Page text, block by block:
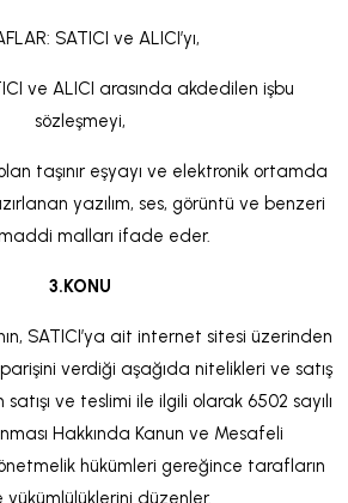
SATICI ve ALICI’yı,
ve ALICI arasında akdedilen işbu
sözleşmeyi,
taşınır eşyayı ve elektronik ortamda
yazılım, ses, görüntü ve benzeri
malları ifade eder.
3.KONU
SATICI’ya ait internet sitesi üzerinden
verdiği aşağıda nitelikleri ve satış
ve teslimi ile ilgili olarak 6502 sayılı
Hakkında Kanun ve Mesafeli
hükümleri gereğince tarafların
yükümlülüklerini düzenler.